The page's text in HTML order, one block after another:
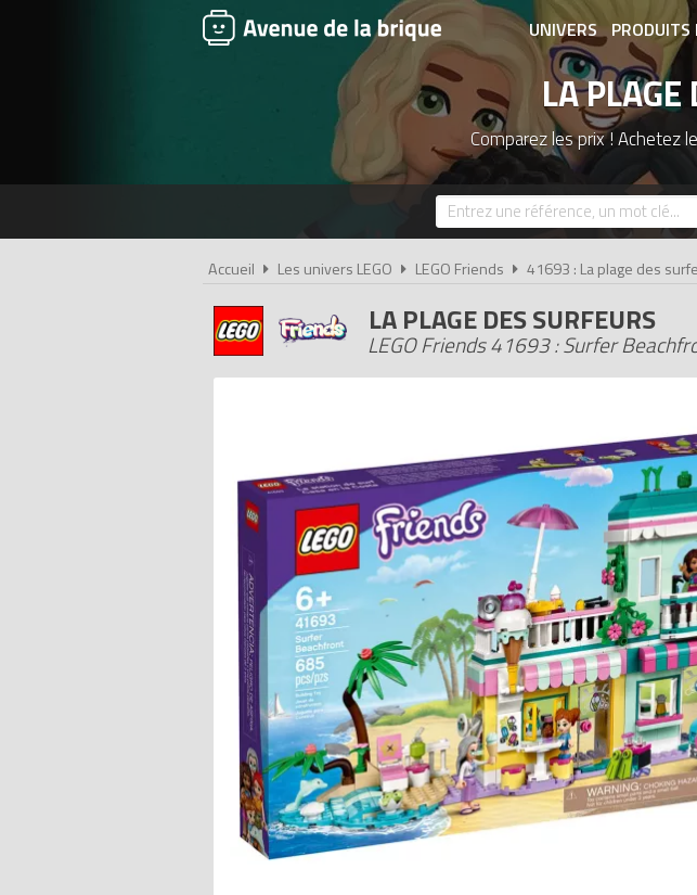
UNIVERS PRODUITS
LA PLAGE
Comparez les prix ! Achetez le
Accueil Les univers LEGO LEGO Friends 41693 : La plage des
LA PLAGE DES SURFEURS
LEGO Friends 41693 : Surfer